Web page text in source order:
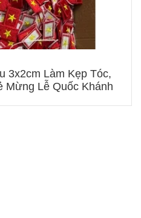
3x2cm Làm Kẹp Tóc,
Mừng Lễ Quốc Khánh